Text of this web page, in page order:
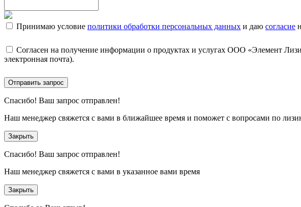
Принимаю условие политики обработки персональных данных и даю согласие
Согласен на получение информации о продуктах и услугах ООО «Элемент
электронная почта).
Отправить запрос
Спасибо! Ваш запрос отправлен!
Наш менеджер свяжется с вами в ближайшее время и поможет с вопросами по
Закрыть
Спасибо! Ваш запрос отправлен!
Наш менеджер свяжется с вами в указанное вами время
Закрыть